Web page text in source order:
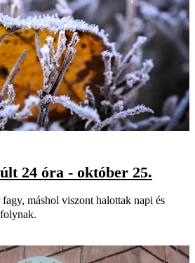
24 óra - október 25.
máshol viszont halottak napi és